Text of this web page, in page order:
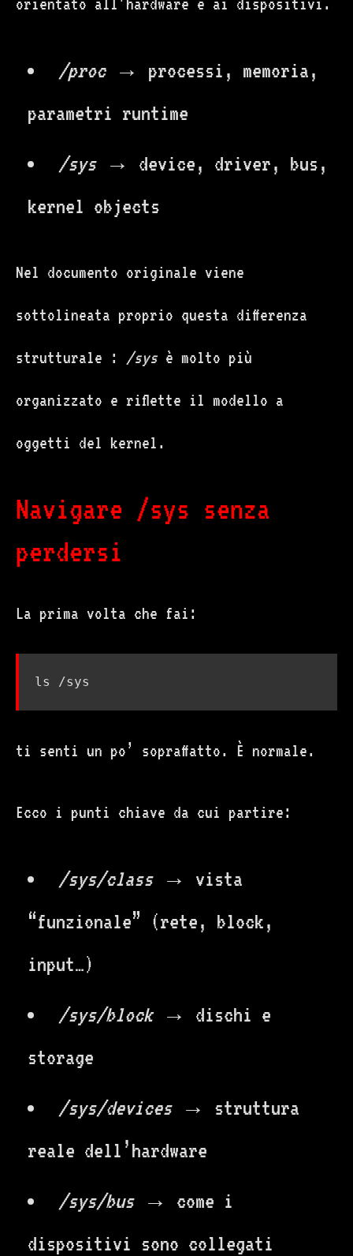
orientato all’hardware e ai dispositivi.
/proc→ processi, memoria,
parametri runtime
/sys→ device, driver, bus,
kernel objects
Nel documento originale viene
sottolineata proprio questa differenza
strutturale : /sys è molto più
organizzato e riflette il modello a
oggetti del kernel.
Navigare /sys senza
perdersi
La prima volta che fai:
ti senti un po’ sopraffatto. È normale.
Ecco i punti chiave da cui partire:
/sys/class→ vista
“funzionale” (rete, block,
input…)
/sys/block→ dischi e
storage
/sys/devices→ struttura
reale dell’hardware
/sys/bus→ come i
dispositivi sono collegati